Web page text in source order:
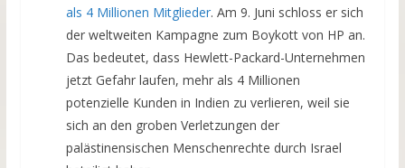
als 4 Millionen Mitglieder. Am 9. Juni schloss er sich
der weltweiten Kampagne zum Boykott von HP an.
Das bedeutet, dass Hewlett-Packard-Unternehmen
jetzt Gefahr laufen, mehr als 4 Millionen
potenzielle Kunden in Indien zu verlieren, weil sie
sich an den groben Verletzungen der
palästinensischen Menschenrechte durch Israel